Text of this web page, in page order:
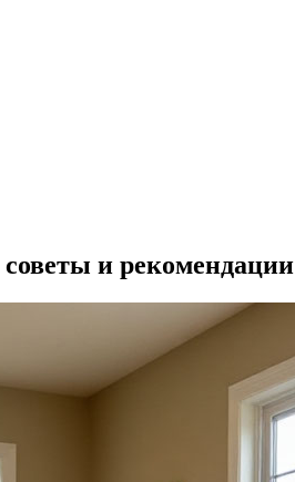
и рекомендации